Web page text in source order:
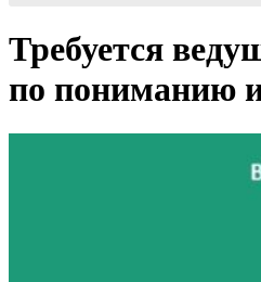
Требуется
по пониманию